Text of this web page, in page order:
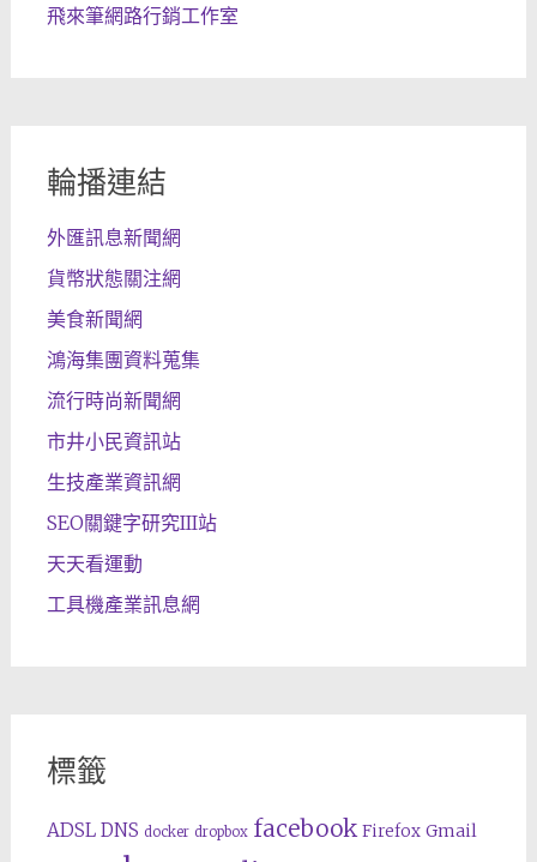
飛來筆網路行銷工作室
輪播連結
外匯訊息新聞網
貨幣狀態關注網
美食新聞網
鴻海集團資料蒐集
流行時尚新聞網
市井小民資訊站
生技產業資訊網
SEO關鍵字研究III站
天天看運動
工具機產業訊息網
標籤
ADSL DNS docker dropbox facebook Firefox Gmail